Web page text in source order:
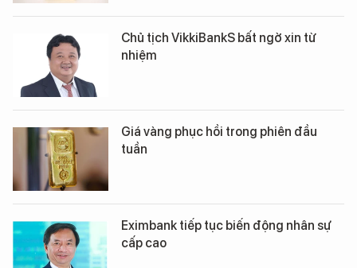
Chủ tịch VikkiBankS bất ngờ xin từ
nhiệm
Giá vàng phục hồi trong phiên đầu
tuần
Eximbank tiếp tục biến động nhân sự
cấp cao